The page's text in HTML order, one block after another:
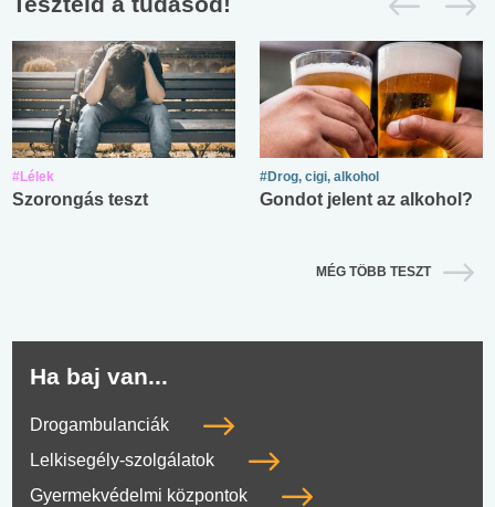
#Lélek
Szorongás teszt
#Drog, cigi, alkohol
Gondot jelent az alkohol?
MÉG TÖBB TESZT
Ha baj van...
Drogambulanciák
Lelkisegély-szolgálatok
Gyermekvédelmi központok